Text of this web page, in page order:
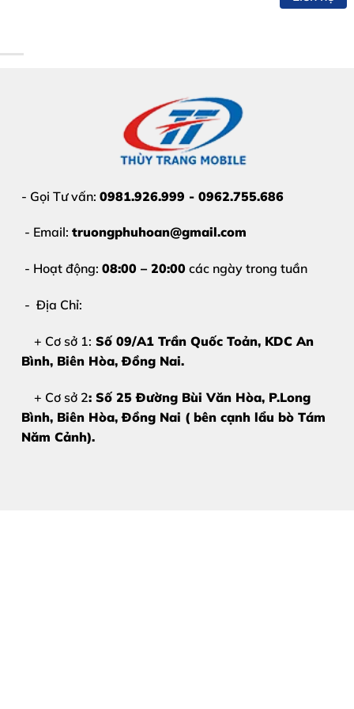
Hiển thị mờ, ám màu
- Gọi Tư vấn: 0981.926.999 - 0962.755.686
- Email: truongphuhoan@gmail.com
- Hoạt động: 08:00 – 20:00 các ngày trong tuần
- Địa Chỉ:
+ Cơ sở 1: Số 09/A1 Trần Quốc Toản, KDC An
Bình, Biên Hòa, Đồng Nai.
+ Cơ sở 2: Số 25 Đường Bùi Văn Hòa, P.Long
Bình, Biên Hòa, Đồng Nai ( bên cạnh lẩu bò Tám
Năm Cảnh).